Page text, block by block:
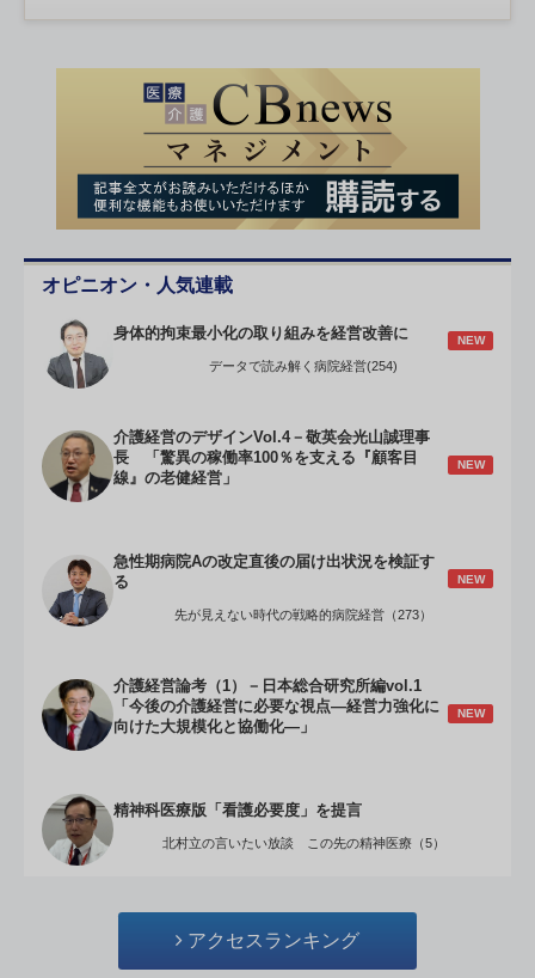
オピニオン・人気連載
身体的拘束最小化の取り組みを経営改善に NEW
データで読み解く病院経営(254)
介護経営のデザインVol.4－敬英会光山誠理事
長 「驚異の稼働率100％を支える『顧客目
線』の老健経営」
NEW
急性期病院Aの改定直後の届け出状況を検証す
る
NEW
先が見えない時代の戦略的病院経営（273）
介護経営論考（1）－日本総合研究所編vol.1
「今後の介護経営に必要な視点―経営力強化に
向けた大規模化と協働化―」
NEW
精神科医療版「看護必要度」を提言
北村立の言いたい放談 この先の精神医療（5）
アクセスランキング